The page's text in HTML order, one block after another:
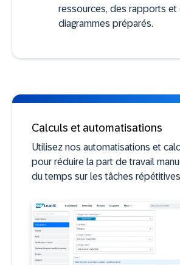
ressources, des rapports et
diagrammes préparés.
Calculs et automatisations
Utilisez nos automatisations et
pour réduire la part de travail
du temps sur les tâches répétitives